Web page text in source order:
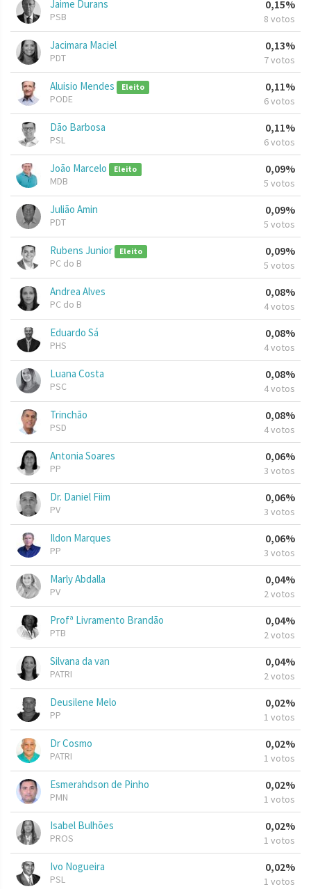
Jaime Durans
PSB
0,15%
8 votos
Jacimara Maciel
PDT
0,13%
7 votos
Aluisio Mendes Eleito
PODE
0,11%
6 votos
Dão Barbosa
PSL
0,11%
6 votos
João Marcelo Eleito
MDB
0,09%
5 votos
Julião Amin
PDT
0,09%
5 votos
Rubens Junior Eleito
PC do B
0,09%
5 votos
Andrea Alves
PC do B
0,08%
4 votos
Eduardo Sá
PHS
0,08%
4 votos
Luana Costa
PSC
0,08%
4 votos
Trinchão
PSD
0,08%
4 votos
Antonia Soares
PP
0,06%
3 votos
Dr. Daniel Fiim
PV
0,06%
3 votos
Ildon Marques
PP
0,06%
3 votos
Marly Abdalla
PV
0,04%
2 votos
Profª Livramento Brandão
PTB
0,04%
2 votos
Silvana da van
PATRI
0,04%
2 votos
Deusilene Melo
PP
0,02%
1 votos
Dr Cosmo
PATRI
0,02%
1 votos
Esmerahdson de Pinho
PMN
0,02%
1 votos
Isabel Bulhões
PROS
0,02%
1 votos
Ivo Nogueira
PSL
0,02%
1 votos